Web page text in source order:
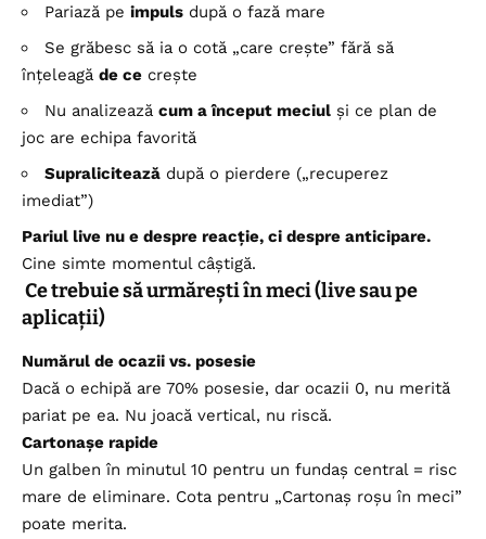
Pariază pe impuls după o fază mare
Se grăbesc să ia o cotă „care crește” fără să
înțeleagă de ce crește
Nu analizează cum a început meciul și ce plan de
joc are echipa favorită
Supralicitează după o pierdere („recuperez
imediat”)
Pariul live nu e despre reacție, ci despre anticipare.
Cine simte momentul câștigă.
Ce trebuie să urmărești în meci (live sau pe
aplicații)
Numărul de ocazii vs. posesie
Dacă o echipă are 70% posesie, dar ocazii 0, nu merită
pariat pe ea. Nu joacă vertical, nu riscă.
Cartonașe rapide
Un galben în minutul 10 pentru un fundaș central = risc
mare de eliminare. Cota pentru „Cartonaș roșu în meci”
poate merita.